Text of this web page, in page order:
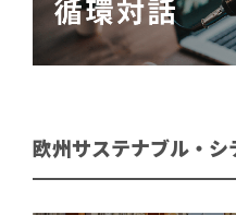
欧州サステナブル・シ